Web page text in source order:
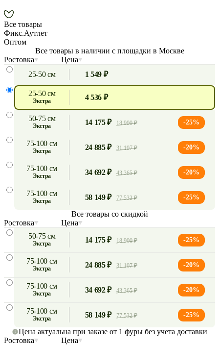
Все товары
Фикс.Аутлет
Оптом
Все товары в наличии с площадки в Москве
Ростовка
Цена
25-50 см
1 549 ₽
25-50 см
экстра 4 536 ₽
50-75 см
экстра 14 175 ₽ 18 900 ₽ -25%
75-100 см
экстра 24 885 ₽ 31 107 ₽ -20%
75-100 см
экстра 34 692 ₽ 43 365 ₽ -20%
75-100 см
экстра 58 149 ₽ 77 532 ₽ -25%
Все товары со скидкой
Ростовка
Цена
50-75 см
экстра 14 175 ₽ 18 900 ₽ -25%
75-100 см
экстра 24 885 ₽ 31 107 ₽ -20%
75-100 см
экстра 34 692 ₽ 43 365 ₽ -20%
75-100 см
экстра 58 149 ₽ 77 532 ₽ -25%
Цена актуальна при заказе от 1 фуры без учета доставки
Ростовка
Цена